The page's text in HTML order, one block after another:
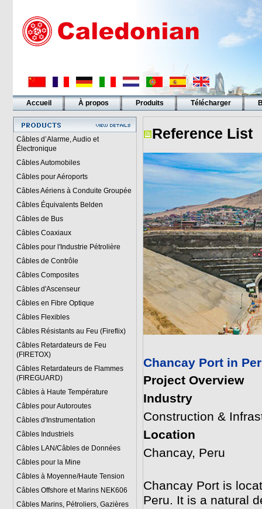
Accueil À propos Produits Télécharger
Liens
Câbles d’Alarme, Audio et
Électronique
Câbles Automobiles
Câbles pour Aéroports
Câbles Aériens à Conduite Groupée
Câbles Équivalents Belden
Câbles de Bus
Câbles Coaxiaux
Câbles pour l'Industrie Pétrolière
Câbles de Contrôle
Câbles Composites
Câbles d'Ascenseur
Câbles en Fibre Optique
Câbles Flexibles
Câbles Résistants au Feu (Fireflix)
Câbles Retardateurs de Feu
(FIRETOX)
Câbles Retardateurs de Flammes
(FIREGUARD)
Câbles à Haute Température
Câbles pour Autoroutes
Câbles d'Instrumentation
Câbles Industriels
Câbles LAN/Câbles de Données
Câbles pour la Mine
Câbles à Moyenne/Haute Tension
Câbles Offshore et Marins NEK606
Câbles Marins, Pétroliers, Gazières
Reference List
Chancay Port in
Project Overview
Industry
Construction &
Location
Chancay, Peru
Chancay Port is
Peru. It is a natural